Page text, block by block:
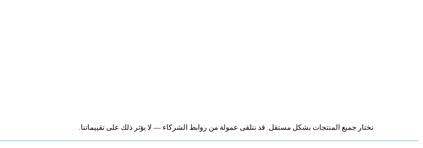
نختار جميع المنتجات بشكل مستقل. قد نتلقى عمولة من روابط الشركاء — لا يؤثر ذلك على تقييماتنا.